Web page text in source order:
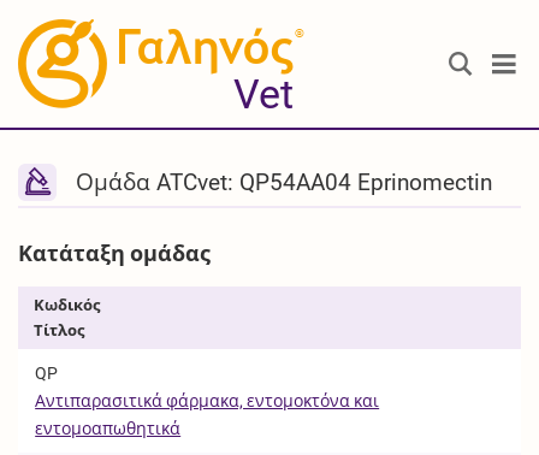
®
Vet
Ομάδα ATCvet: QP54AA04 Eprinomectin
Κατάταξη ομάδας
Κωδικός
Τίτλος
QP
Αντιπαρασιτικά φάρμακα, εντομοκτόνα και
εντομοαπωθητικά